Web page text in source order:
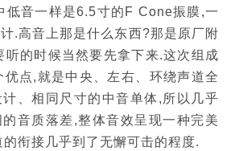
低音一样是6.5寸的F Cone振膜,一
.高音上那是什么东西?那是原厂附
听的时候当然要先拿下来.这次组成
点,就是中央、左右、环绕声道全
、相同尺寸的中音单体,所以几乎
音质落差,整体音效呈现一种完美
衔接几乎到了无懈可击的程度.